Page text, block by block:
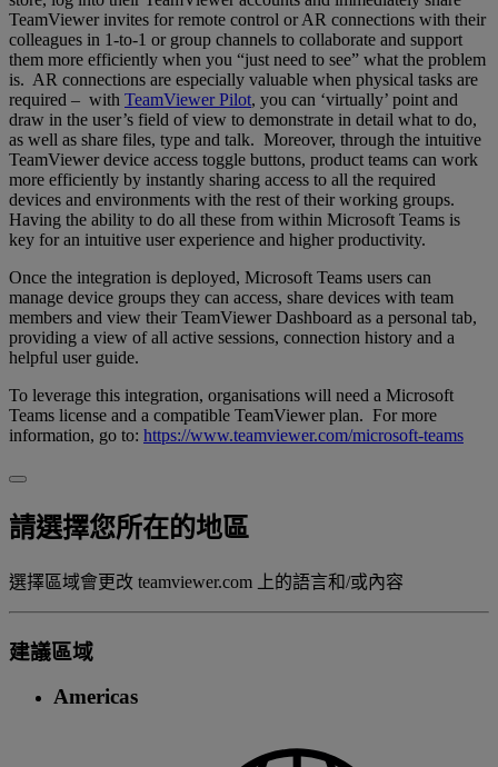
TeamViewer invites for remote control or AR connections with their
colleagues in 1-to-1 or group channels to collaborate and support
them more efficiently when you “just need to see” what the problem
is. AR connections are especially valuable when physical tasks are
required – with TeamViewer Pilot, you can ‘virtually’ point and
draw in the user’s field of view to demonstrate in detail what to do,
as well as share files, type and talk. Moreover, through the intuitive
TeamViewer device access toggle buttons, product teams can work
more efficiently by instantly sharing access to all the required
devices and environments with the rest of their working groups.
Having the ability to do all these from within Microsoft Teams is
key for an intuitive user experience and higher productivity.
Once the integration is deployed, Microsoft Teams users can
manage device groups they can access, share devices with team
members and view their TeamViewer Dashboard as a personal tab,
providing a view of all active sessions, connection history and a
helpful user guide.
To leverage this integration, organisations will need a Microsoft
Teams license and a compatible TeamViewer plan. For more
information, go to: https://www.teamviewer.com/microsoft-teams
請選擇您所在的地區
選擇區域會更改 teamviewer.com 上的語言和/或內容
建議區域
Americas